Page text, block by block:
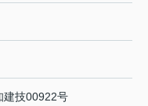
建技00922号